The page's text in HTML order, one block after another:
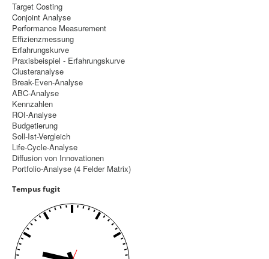
Datenschutz
Impressum
Home
Prognosen
Beratung
Management
Controlling
Balanced Scorecard
Benchmarking
Hoshin-Kanri
Kommunikation
Target Costing
Conjoint Analyse
Performance Measurement
Effizienzmessung
Erfahrungskurve
Praxisbeispiel - Erfahrungskurve
Clusteranalyse
Break-Even-Analyse
ABC-Analyse
Kennzahlen
ROI-Analyse
Budgetierung
Soll-Ist-Vergleich
Life-Cycle-Analyse
Diffusion von Innovationen
Portfolio-Analyse (4 Felder Matrix)
Tempus fugit